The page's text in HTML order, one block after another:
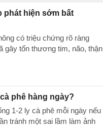
phát hiện sớm bất
có triệu chứng rõ ràng
gây tổn thương tim, não, thận
phê hàng ngày?
1-2 ly cà phê mỗi ngày nếu
tránh một sai lầm làm ảnh